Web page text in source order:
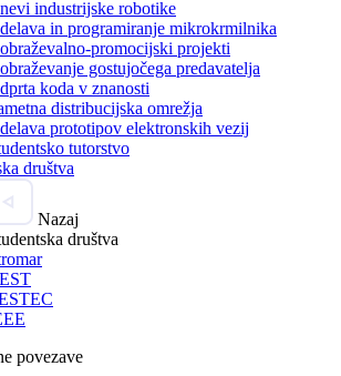
industrijske robotike
in programiranje mikrokrmilnika
promocijski projekti
gostujočega predavatelja
koda v znanosti
distribucijska omrežja
prototipov elektronskih vezij
tutorstvo
društva
Nazaj
društva
povezave